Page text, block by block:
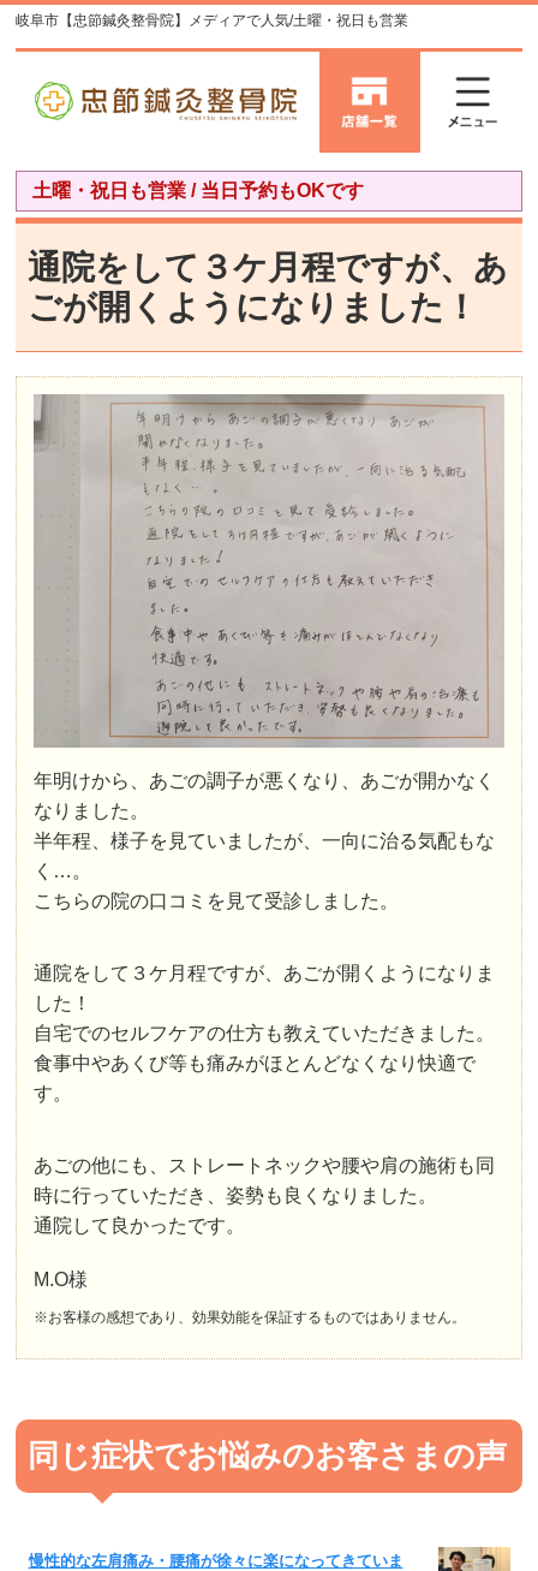
岐阜市【忠節鍼灸整骨院】メディアで人気/土曜・祝日も営業
土曜・祝日も営業 / 当日予約もOKです
通院をして３ケ月程ですが、あ
ごが開くようになりました！
年明けから、あごの調子が悪くなり、あごが開かなく
なりました。
半年程、様子を見ていましたが、一向に治る気配もな
く…。
こちらの院の口コミを見て受診しました。
通院をして３ケ月程ですが、あごが開くようになりま
した！
自宅でのセルフケアの仕方も教えていただきました。
食事中やあくび等も痛みがほとんどなくなり快適で
す。
あごの他にも、ストレートネックや腰や肩の施術も同
時に行っていただき、姿勢も良くなりました。
通院して良かったです。
M.O様
※お客様の感想であり、効果効能を保証するものではありません。
同じ症状でお悩みのお客さまの声
慢性的な左肩痛み・腰痛が徐々に楽になってきていま